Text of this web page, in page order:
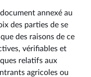
annexé au
des parties de se
des raisons de ce
vérifiables et
relatifs aux
agricoles ou